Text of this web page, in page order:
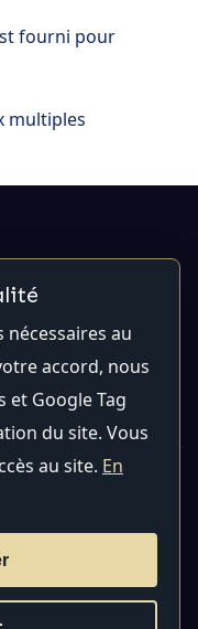
fourni pour
multiples
(514) 448-
au
accord, nous
et Google Tag
du site. Vous
au site. En